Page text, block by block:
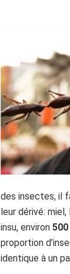
des insectes, il
leur dérivé:
insu, environ
proportion
identique à un